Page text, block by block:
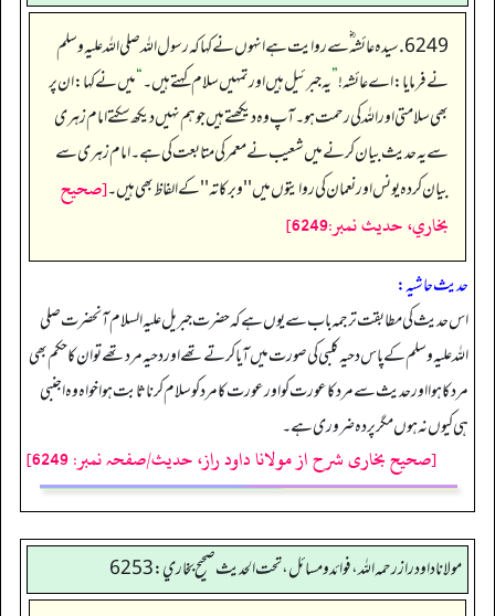
6249. سیدہ عائشہ‬ ؓ س‬ے روایت ہے انہوں نے کہا کہ رسول اللہ صلی اللہ علیہ وسلم
نے فرمایا: اے عائشہ!”یہ جبرئیل ہیں اور تمہیں سلام کہتے ہیں۔“میں نے کہا: ان پر
بھی سلامتی اور اللہ کی رحمت ہو۔ آپ وہ دیکھتے ہیں جو ہم نہیں دیکھ سکتے امام زہری
سے یہ حدیث بیان کرنے میں شعیب نے معمر کی متابعت کی ہے۔ امام زہری سے
بیان کردہ یونس اور نعمان کی روایتوں میں ''وبرکاته'' کے الفاظ بھی ہیں۔[صحيح
بخاري، حديث نمبر:6249]
حدیث حاشیہ:
اس حدیث کی مطابقت ترجمہ باب سے یوں ہے کہ حضرت جبریل علیہ السلام آنحضرت صلی
اللہ علیہ وسلم کے پاس دحیہ کلبی کی صورت میں آیا کرتے تھے اور دحیہ مرد تھے تو ان کا حکم بھی
مرد کا ہوا اور حدیث سے مرد کا عورت کو اور عورت کا مرد کوسلام کرنا ثابت ہوا خواہ وہ اجنبی
ہی کیو ں نہ ہوں مگر پردہ ضروری ہے۔
[صحیح بخاری شرح از مولانا داود راز، حدیث/صفحہ نمبر: 6249]
مولانا داود راز رحمه الله، فوائد و مسائل، تحت الحديث صحيح بخاري: 6253